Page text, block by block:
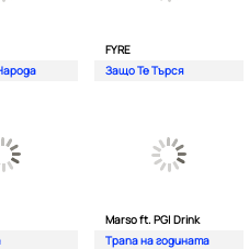
FYRE
Защо Те Търся
Marso ft. PG| Drink
Трапа на годината